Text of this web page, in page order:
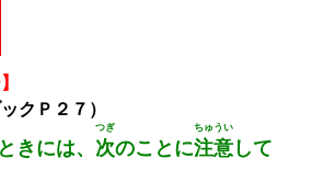
クＰ２７）
きには、 次
つぎ
のことに注意
ちゅうい
して